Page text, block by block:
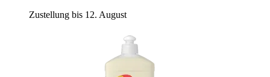
Zustellung bis 12. August